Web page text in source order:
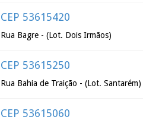
CEP 53615420
Rua Bagre - (Lot. Dois Irmãos)
CEP 53615250
Rua Bahia de Traição - (Lot. Santarém)
CEP 53615060